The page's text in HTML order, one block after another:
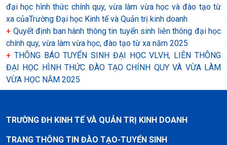
đại học hình thức chính quy, vừa làm vừa học và đào tạo từ
xa củaTrường Đại học Kinh tế và Quản trị kinh doanh
+ Quyết định ban hành thông tin tuyển sinh liên thông đại học
chính quy, vừa làm vừa học, đào tạo từ xa năm 2025
+ THÔNG BÁO TUYỂN SINH ĐẠI HỌC VLVH, LIÊN THÔNG
ĐẠI HỌC HÌNH THỨC ĐÀO TẠO CHÍNH QUY VÀ VỪA LÀM
VỪA HỌC NĂM 2025
TRƯỜNG ĐH KINH TẾ VÀ QUẢN TRỊ KINH DOANH
TRANG THÔNG TIN ĐÀO TẠO-TUYỂN SINH